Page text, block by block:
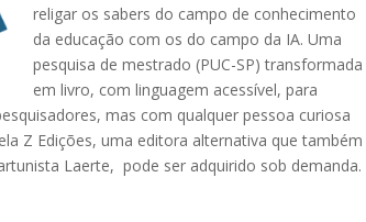
religar os sabers do campo de conhecimento
da educação com os do campo da IA. Uma
pesquisa de mestrado (PUC-SP) transformada
em livro, com linguagem acessível, para
mas com qualquer pessoa curiosa
Z Edições, uma editora alternativa que também
Laerte, pode ser adquirido sob demanda.